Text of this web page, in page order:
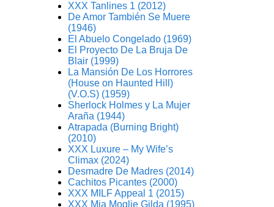
XXX Tanlines 1 (2012)
De Amor También Se Muere
(1946)
El Abuelo Congelado (1969)
El Proyecto De La Bruja De
Blair (1999)
La Mansión De Los Horrores
(House on Haunted Hill)
(V.O.S) (1959)
Sherlock Holmes y La Mujer
Araña (1944)
Atrapada (Burning Bright)
(2010)
XXX Luxure – My Wife’s
Climax (2024)
Desmadre De Madres (2014)
Cachitos Picantes (2000)
XXX MILF Appeal 1 (2015)
XXX Mia Moglie Gilda (1995)